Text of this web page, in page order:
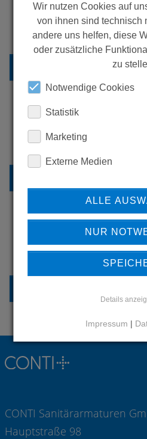
WOLLEN
PRODUKTE
ZURÜCK ZUR
UNSERE
HABEN SIE
CONTI Sanitärarmaturen
Hauptstraße 98
Wir nutzen Cookies auf
von ihnen sind technisch
andere uns helfen, diese
oder zusätzliche
zu
Notwendige Cookies
Statistik
Marketing
Externe Medien
ALLE
NUR
Details
Impressum |